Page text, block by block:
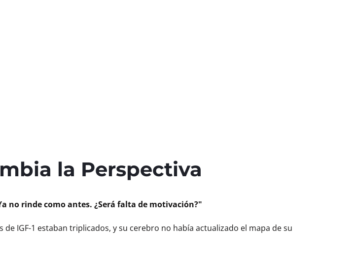
la Perspectiva
no rinde como antes. ¿Será falta de motivación?"
IGF-1 estaban triplicados, y su cerebro no había actualizado el mapa de su